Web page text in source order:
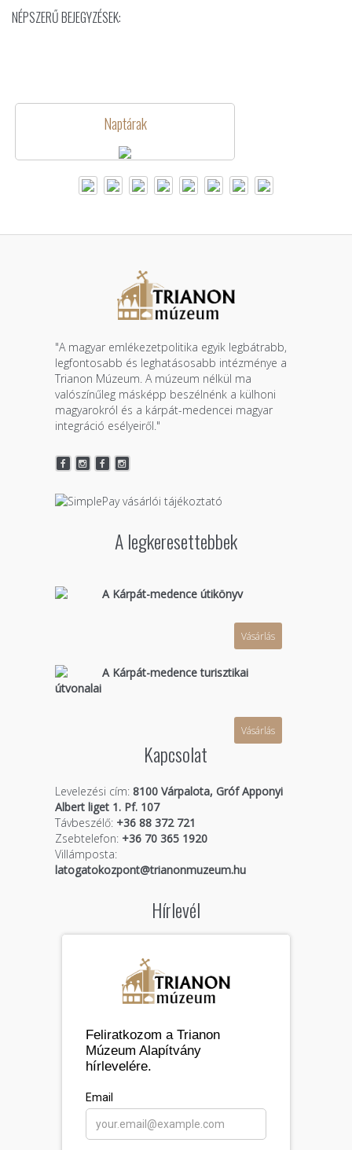
NÉPSZERŰ BEJEGYZÉSEK:
Naptárak
"A magyar emlékezetpolitika egyik legbátrabb,
legfontosabb és leghatásosabb intézménye a
Trianon Múzeum. A múzeum nélkül ma
valószínűleg másképp beszélnénk a külhoni
magyarokról és a kárpát-medencei magyar
integráció esélyeiről."
A legkeresettebbek
A Kárpát-medence útikönyv
Vásárlás
A Kárpát-medence turisztikai
útvonalai
Vásárlás
Kapcsolat
Levelezési cím: 8100 Várpalota, Gróf Apponyi
Albert liget 1. Pf. 107
Távbeszélő:+36 88 372 721
Zsebtelefon:+36 70 365 1920
Villámposta:
latogatokozpont@trianonmuzeum.hu
Hírlevél